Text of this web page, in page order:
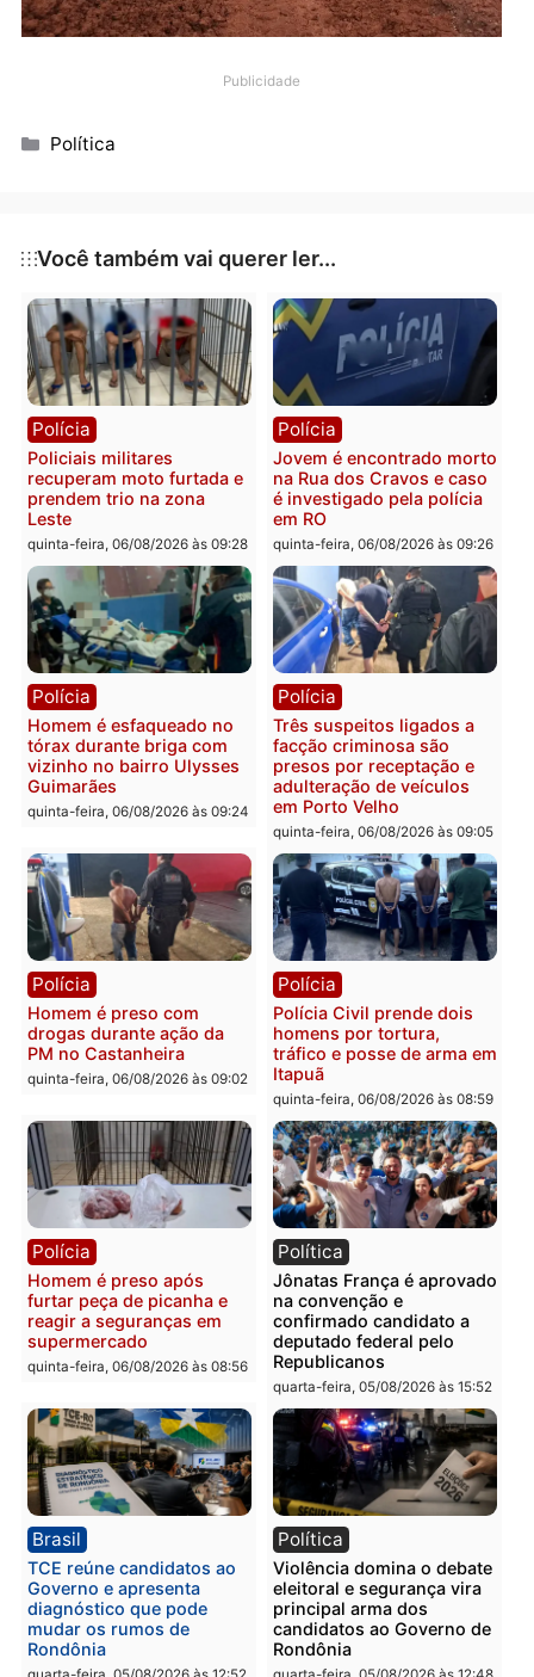
Publicidade
Categorias
Política
Você também vai querer ler...
Polícia
Policiais militares
recuperam moto furtada e
prendem trio na zona
Leste
quinta-feira, 06/08/2026 às 09:28
Polícia
Jovem é encontrado
na Rua dos Cravos e
é investigado pela
em RO
quinta-feira, 06/08/2026 às
Polícia
Homem é esfaqueado no
tórax durante briga com
vizinho no bairro Ulysses
quinta-feira, 06/08/2026 às 09:24
Polícia
Três suspeitos ligados a
facção criminosa são
presos por receptação e
adulteração de veículos
em Porto Velho
quinta-feira, 06/08/2026 às
Polícia
Homem é preso com
drogas durante ação da
quinta-feira, 06/08/2026 às 09:02
Polícia
Polícia Civil prende dois
homens por tortura,
tráfico e posse de arma
Itapuã
quinta-feira, 06/08/2026 às
Polícia
Homem é preso após
Política
Jônatas França é